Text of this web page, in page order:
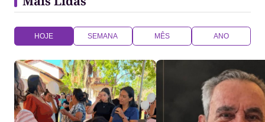
HOJE SEMANA MÊS ANO